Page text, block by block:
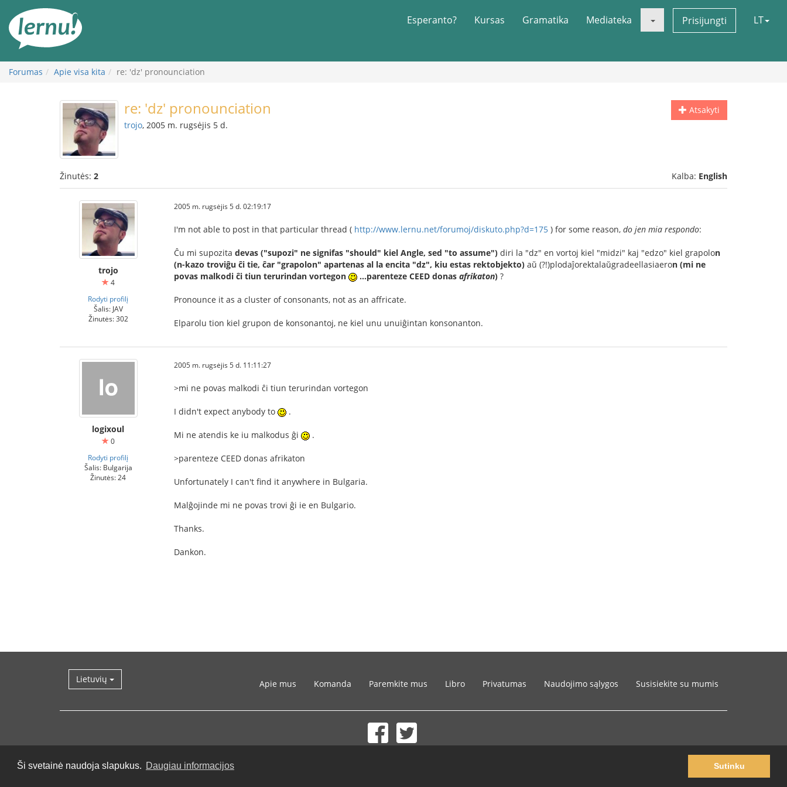
Ši svetainė naudoja slapukus. Daugiau informacijos Sutinku
turinį
Esperanto? Kursas Gramatika Mediateka Prisijungti LT
Forumas Apie visa kita re: 'dz' pronounciation
Atsakyti
re: 'dz' pronounciation
trojo, 2005 m. rugsėjis 5 d.
Žinutės: 2 Kalba: English
trojo
4
Rodyti profilį
Šalis: JAV
Žinutės: 302
2005 m. rugsėjis 5 d. 02:19:17
I'm not able to post in that particular thread ( http://www.lernu.net/forumoj/diskuto.php?d=175 ) for some reason, do jen mia respondo:
Ĉu mi supozita devas ("supozi" ne signifas "should" kiel Angle, sed "to assume") diri la "dz" en vortoj kiel "midzi" kaj "edzo" kiel grapolon
(n-kazo troviĝu ĉi tie, ĉar "grapolon" apartenas al la encita "dz", kiu estas rektobjekto) aŭ (?!)plodaĵorektalaŭgradeellasiaeron (mi ne
povas malkodi ĉi tiun terurindan vortegon
...parenteze CEED donas afrikaton) ?
Pronounce it as a cluster of consonants, not as an affricate.
Elparolu tion kiel grupon de konsonantoj, ne kiel unu unuiĝintan konsonanton.
logixoul
0
Rodyti profilį
Šalis: Bulgarija
Žinutės: 24
2005 m. rugsėjis 5 d. 11:11:27
>mi ne povas malkodi ĉi tiun terurindan vortegon
I didn't expect anybody to .
Mi ne atendis ke iu malkodus ĝi .
>parenteze CEED donas afrikaton
Unfortunately I can't find it anywhere in Bulgaria.
Malĝojinde mi ne povas trovi ĝi ie en Bulgario.
Thanks.
Dankon.
Lietuvių Apie mus Komanda Paremkite mus Libro Privatumas Naudojimo sąlygos Susisiekite su mumis